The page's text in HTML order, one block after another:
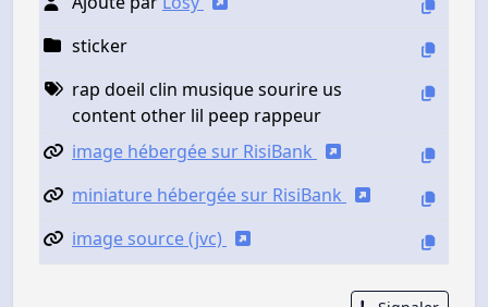
sticker
rap doeil clin musique sourire us
content other lil peep rappeur
image hébergée sur RisiBank
miniature hébergée sur RisiBank
image source (jvc)